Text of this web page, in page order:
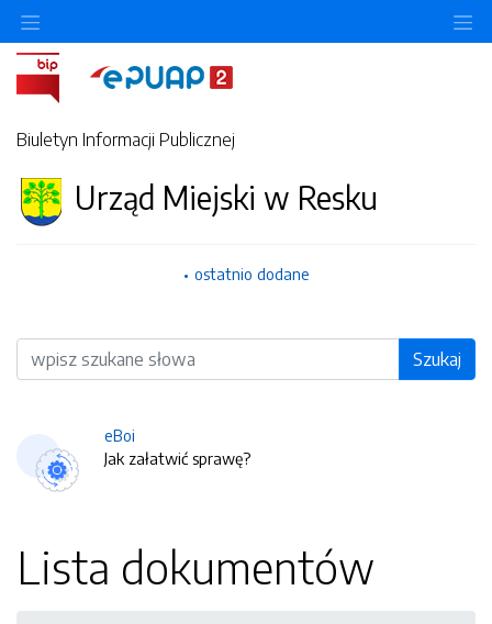
Biuletyn Informacji Publicznej
Urząd Miejski w Resku
ostatnio dodane
Wyszukiwarka Szukaj
eBoi
Jak załatwić sprawę?
Lista dokumentów